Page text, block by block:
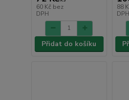
60 Kč bez
DPH
Přidat do košíku
88
DPH